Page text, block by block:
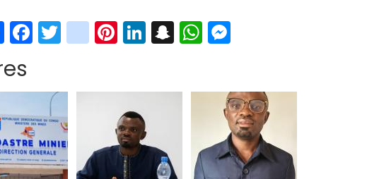
S
h
ar
e
Fa
ce
o
o
k
T
wi
er
in
st
ra
Pi
nt
es
t
Li
n
dI
S
n
pc
W
h
sA
p
n
ge
r